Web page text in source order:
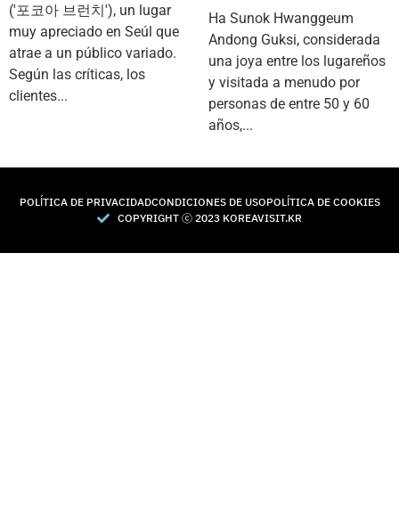
('포코아 브런치'), un lugar
muy apreciado en Seúl que
atrae a un público variado.
Según las críticas, los
clientes...
Ha Sunok Hwanggeum
Andong Guksi, considerada
una joya entre los lugareños
y visitada a menudo por
personas de entre 50 y 60
años,...
POLÍTICA DE PRIVACIDADCONDICIONES DE USOPOLÍTICA DE COOKIES
COPYRIGHT Ⓒ 2023 KOREAVISIT.KR